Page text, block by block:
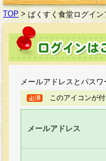
TOP > ぱくすく食堂ログイン
メールアドレスとパス
このアイコンが
メールアドレス